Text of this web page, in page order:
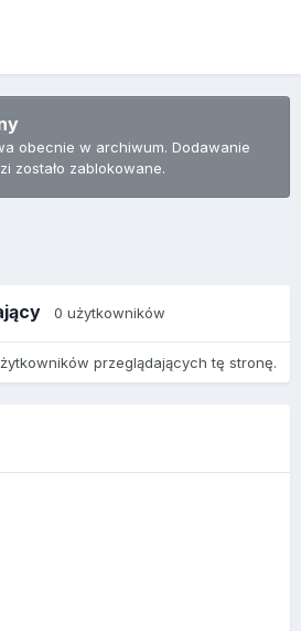
obecnie w archiwum. Dodawanie
zostało zablokowane.
0 użytkowników
przeglądających tę stronę.